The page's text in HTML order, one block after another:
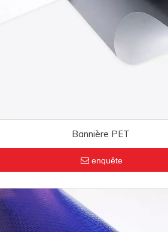
Bannière PET
enquête